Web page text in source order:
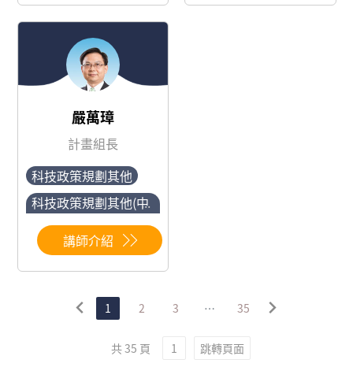
嚴萬璋
計畫組長
科技政策規劃其他
科技政策規劃其他(中
小企業相關政策規劃)
...
講師介紹
1 2 3 … 35
共 35 頁 跳轉頁面